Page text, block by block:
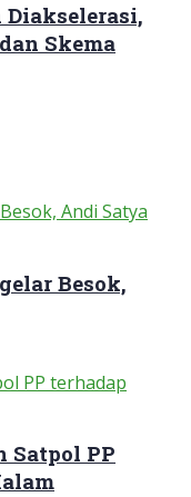
Skema
Besok,
Satpol PP